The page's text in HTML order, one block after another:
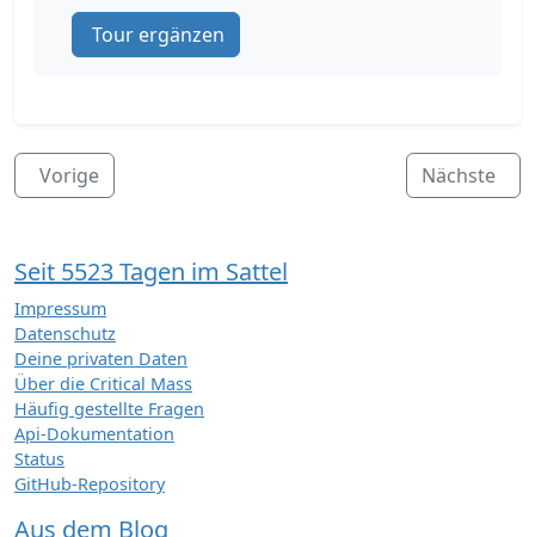
Tour ergänzen
Vorige Nächste
Seit 5523 Tagen im Sattel
Impressum
Datenschutz
Deine privaten Daten
Über die Critical Mass
Häufig gestellte Fragen
Api-Dokumentation
Status
GitHub-Repository
Aus dem Blog